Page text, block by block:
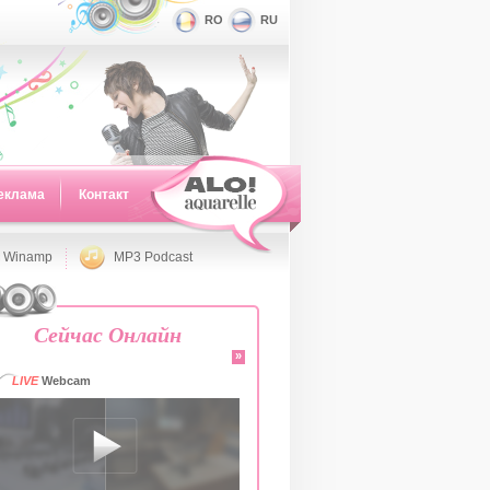
RO RU
Контакт
Winamp MP3 Podcast
Сейчас Онлайн
»
LIVEWebcam